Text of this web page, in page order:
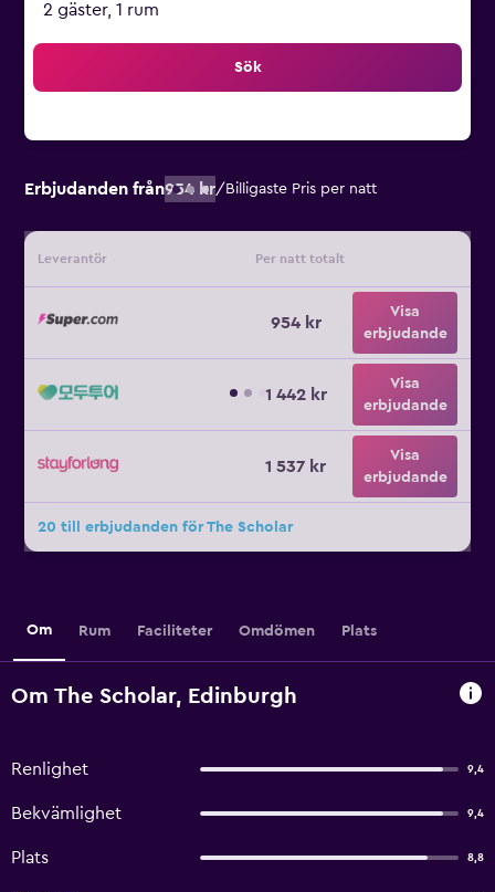
2 gäster, 1 rum
Sök
Erbjudanden från954 kr/ Billigaste Pris per natt
Leverantör Per natt totalt
954 kr
Visa
erbjudande
1 442 kr
Visa
erbjudande
1 537 kr
Visa
erbjudande
20 till erbjudanden för The Scholar
Om Rum Faciliteter Omdömen Plats
Om The Scholar, Edinburgh
Renlighet 9,4
Bekvämlighet 9,4
Plats 8,8